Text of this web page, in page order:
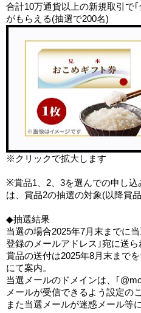
合計10万通貨以上の新規取引で
がもらえる(抽選で200名)
※クリックで拡大します
※賞品1、2、3を選んでの申し
は、賞品2の抽選の対象(以降賞
◆抽選結果
当選の場合2025年7月末までに
登録のメールアドレス｣宛に送
賞品の送付は2025年8月末まで
にて案内。
当選メールのドメインは、｢
メールが受信できるよう設定の
また当選メールが迷惑メール等